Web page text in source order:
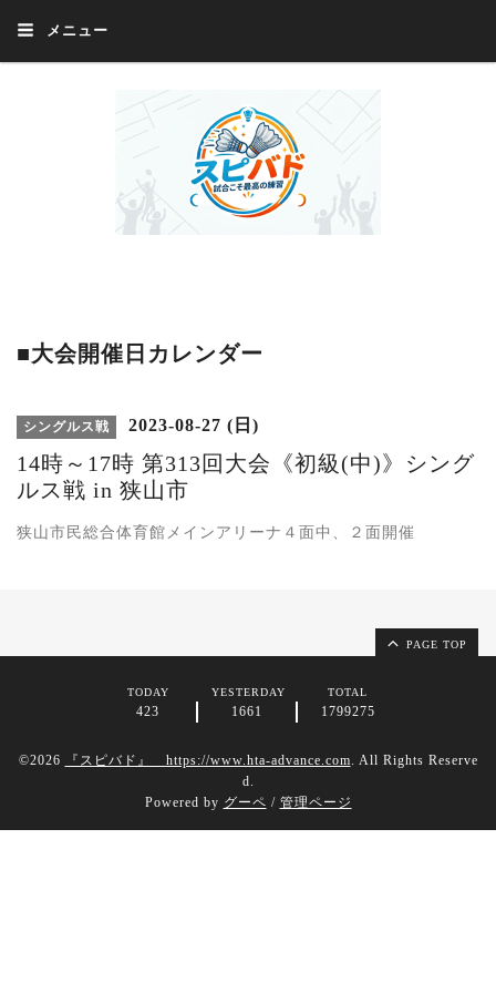
メニュー
■大会開催日カレンダー
シングルス戦 2023-08-27 (日)
14時～17時 第313回大会《初級(中)》シング
ルス戦 in 狭山市
狭山市民総合体育館メインアリーナ４面中、２面開催
PAGE TOP
TODAY
423
YESTERDAY
1661
TOTAL
1799275
©2026 『スピバド』 https://www.hta-advance.com. All Rights Reserve
d.
Powered by グーペ / 管理ページ